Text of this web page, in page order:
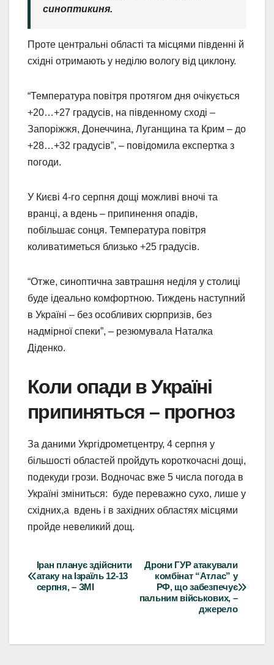
синоптикиня.
Проте центральні області та місцями південні й
східні отримають у неділю вологу від циклону.
“Температура повітря протягом дня очікується
+20…+27 градусів, на південному сході –
Запоріжжя, Донеччина, Луганщина та Крим – до
+28…+32 градусів”, – повідомила експертка з
погоди.
У Києві 4-го серпня дощі можливі вночі та
вранці, а вдень – припинення опадів,
побільшає сонця. Температура повітря
коливатиметься близько +25 градусів.
“Отже, синоптична завтрашня неділя у столиці
буде ідеально комфортною. Тиждень наступний
в Україні – без особливих сюрпризів, без
надмірної спеки”, – резюмувала Наталка
Діденко.
Коли опади в Україні
припиняться – прогноз
За даними Укргідрометцентру, 4 серпня у
більшості областей пройдуть короткочасні дощі,
подекуди грози. Водночас вже 5 числа погода в
Україні зміниться: буде переважно сухо, лише у
східних,а вдень і в західних областях місцями
пройде невеликий дощ.
Навігація
записів
Дрони ГУР атакували
комбінат “Атлас” у
РФ, що забезпечує
пальним військових, –
джерело
Іран планує здійснити
атаку на Ізраїль 12-13
серпня, – ЗМІ